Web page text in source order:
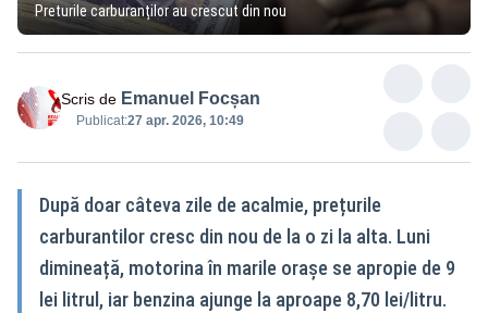
Preturile carburanților au crescut din nou
Scris de Emanuel Focșan
Publicat:27 apr. 2026, 10:49
După doar câteva zile de acalmie, prețurile
carburantilor cresc din nou de la o zi la alta. Luni
dimineață, motorina în marile orașe se apropie de 9
lei litrul, iar benzina ajunge la aproape 8,70 lei/litru.